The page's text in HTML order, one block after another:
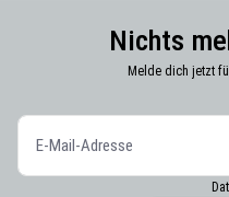
Nichts
Melde dich jetzt